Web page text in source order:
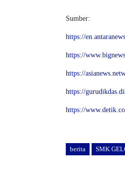
Sumber:
https://
https://
https://
https://
https://
berita SMK